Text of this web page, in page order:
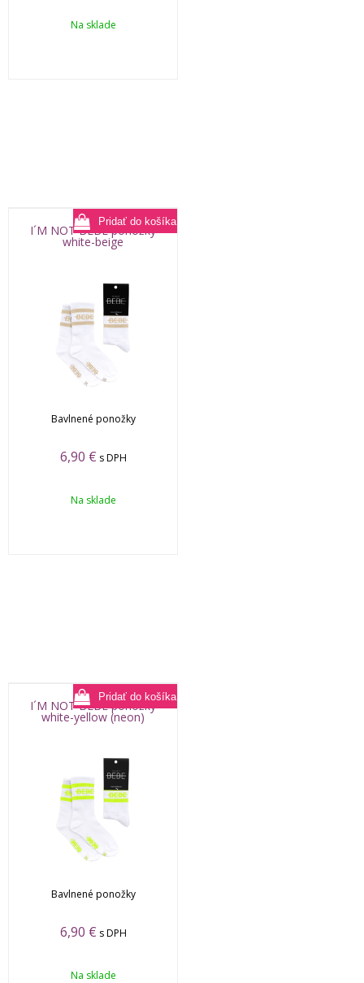
Na sklade
I´M NOT BEBE ponožky
white-beige
Bavlnené ponožky
6,90 € s DPH
Na sklade
I´M NOT BEBE ponožky
white-yellow (neon)
Bavlnené ponožky
6,90 € s DPH
Na sklade